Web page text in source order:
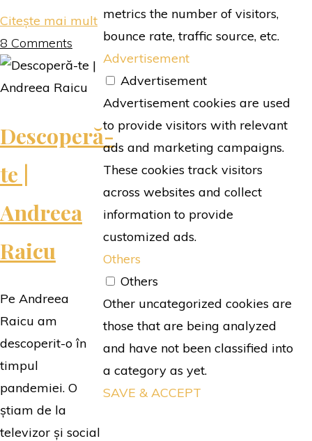
Citește mai mult"Cititor
în
rate"
8 Comments
Descoperă-
te |
Andreea
Raicu
Pe Andreea
Raicu am
descoperit-o în
timpul
pandemiei. O
știam de la
televizor și social
metrics the number of visitors,
bounce rate, traffic source, etc.
Advertisement
Advertisement
Advertisement cookies are used
to provide visitors with relevant
ads and marketing campaigns.
These cookies track visitors
across websites and collect
information to provide
customized ads.
Others
Others
Other uncategorized cookies are
those that are being analyzed
and have not been classified into
a category as yet.
SAVE & ACCEPT